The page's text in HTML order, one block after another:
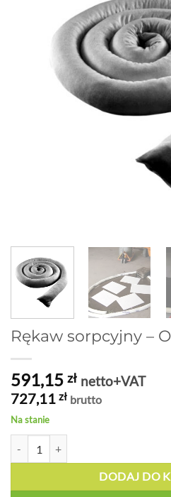
Rękaw sorpcyjny –
591,15 zł netto+VAT
727,11 zł brutto
Na stanie
DODAJ DO